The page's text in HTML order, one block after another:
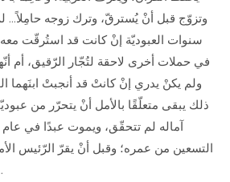
وتزوّج قبل أنْ يُسترقّ، وترك زوجه حامِلاً...
سنوات العبوديّة إنْ كانت قد استُرقّت
في حملات أخرى لاحقة لتُجّار الرّقيق، أم
ولم يكنْ يدري إنْ كانتْ قد أنجبتْ ابنَهما
ذلك يبقى متعلّقًا بالأمل أنْ يتحرّر من
التسعين من عمره؛ وقبل أنْ يقرّ الرّئيس
إلغاء